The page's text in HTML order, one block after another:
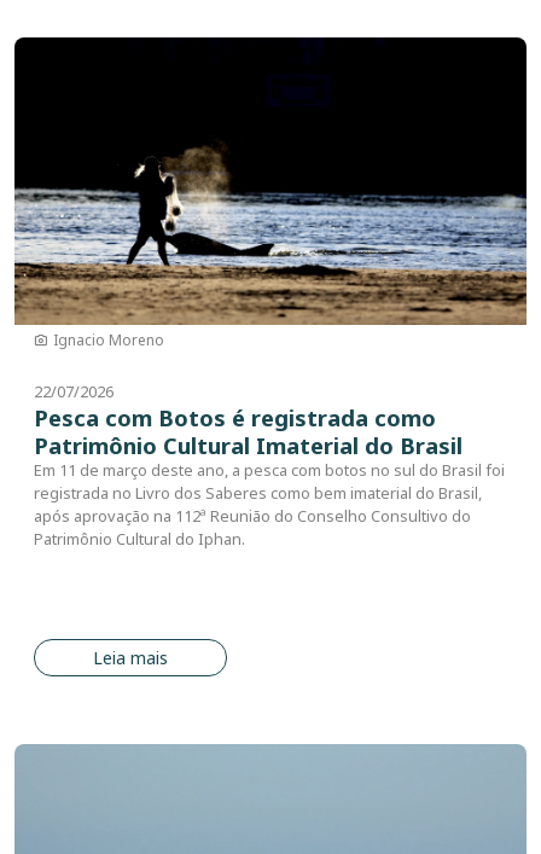
Imagem
Ignacio Moreno
22/07/2026
Pesca com Botos é registrada como
Patrimônio Cultural Imaterial do Brasil
Em 11 de março deste ano, a pesca com botos no sul do Brasil foi
registrada no Livro dos Saberes como bem imaterial do Brasil,
após aprovação na 112ª Reunião do Conselho Consultivo do
Patrimônio Cultural do Iphan.
Leia mais
Imagem